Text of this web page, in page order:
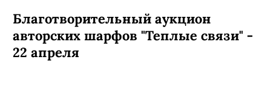
Благотворительный аукцион
авторских шарфов "Теплые связи" -
22 апреля